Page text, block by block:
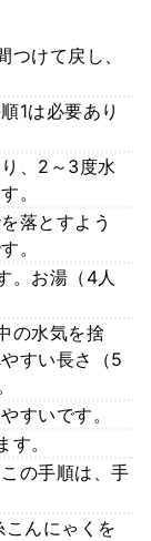
つけて戻し、
1は必要あり
、2～3度水
。
落とすよう
。
。お湯（4人
の水気を捨
すい長さ（5
すいです。
。
の手順は、手
こんにゃくを